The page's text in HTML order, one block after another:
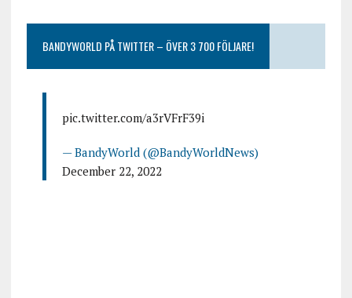
BANDYWORLD PÅ TWITTER – ÖVER 3 700 FÖLJARE!
pic.twitter.com/a3rVFrF39i
— BandyWorld (@BandyWorldNews)
December 22, 2022